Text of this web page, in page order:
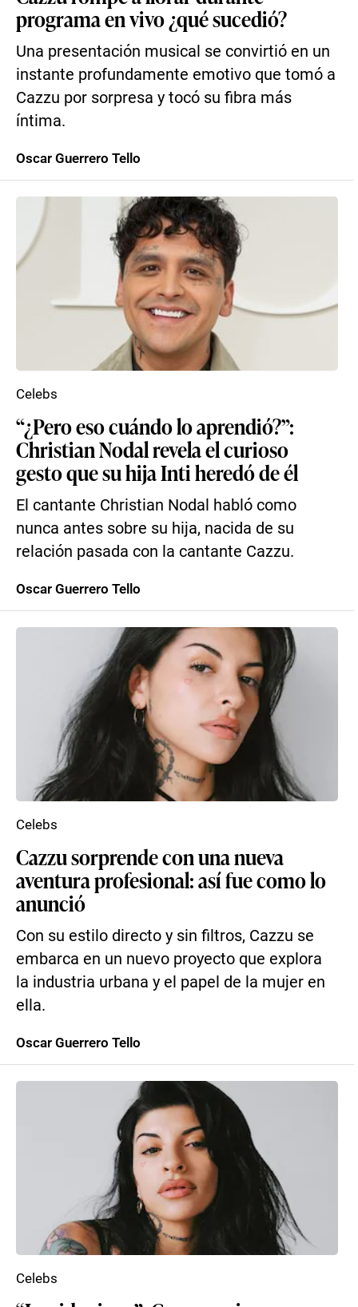
programa en vivo ¿qué sucedió?
Una presentación musical se convirtió en un
instante profundamente emotivo que tomó a
Cazzu por sorpresa y tocó su fibra más
íntima.
Oscar Guerrero Tello
“¿Pero eso cuándo lo aprendió?”:
Christian Nodal revela el curioso
gesto que su hija Inti heredó de él
El cantante Christian Nodal habló como
nunca antes sobre su hija, nacida de su
relación pasada con la cantante Cazzu.
Celebs
Oscar Guerrero Tello
Cazzu sorprende con una nueva
aventura profesional: así fue como lo
anunció
Con su estilo directo y sin filtros, Cazzu se
embarca en un nuevo proyecto que explora
la industria urbana y el papel de la mujer en
ella.
Celebs
Oscar Guerrero Tello
Celebs